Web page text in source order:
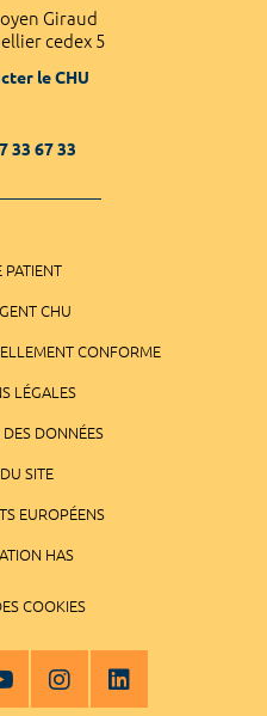
Giraud
cedex 5
le CHU
33 67 33
PATIENT
CHU
CONFORME
LÉGALES
DONNÉES
SITE
EUROPÉENS
HAS
COOKIES